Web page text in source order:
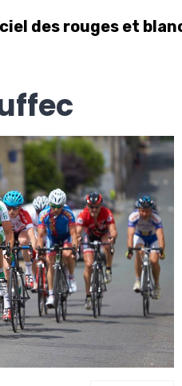
des rouges et